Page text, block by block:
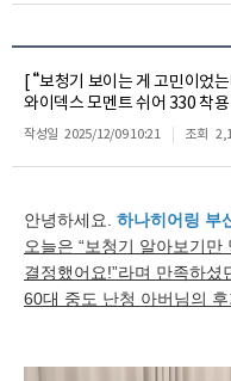
[ “보청기 보이는 게 고민이
와이덱스 모멘트 쉬어 330 착용
작성일 2025/12/09 10:21 조회
안녕하세요. 하나히어링 부
오늘은 “보청기 알아보기
결정했어요!”라며 만족하셨
60대 중도 난청 아버님의 후